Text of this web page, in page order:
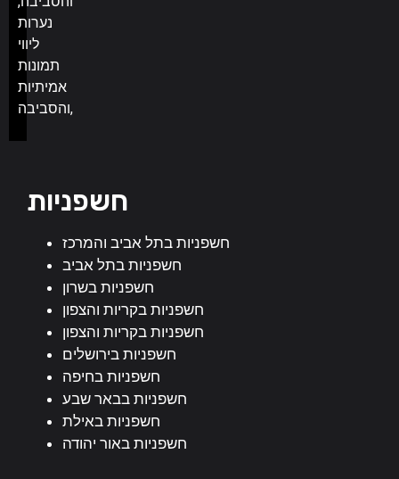
נערות
ליווי
תמונות
אמיתיות
והסביבה,
חשפניות
חשפניות בתל אביב והמרכז
חשפניות בתל אביב
חשפניות בשרון
חשפניות בקריות והצפון
חשפניות בקריות והצפון
חשפניות בירושלים
חשפניות בחיפה
חשפניות בבאר שבע
חשפניות באילת
חשפניות באור יהודה